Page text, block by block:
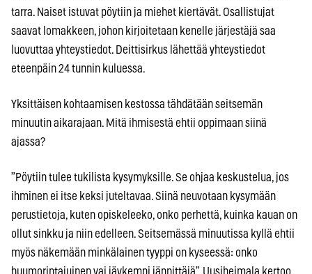
tarra. Naiset istuvat pöytiin ja miehet kiertävät. Osallistujat
saavat lomakkeen, johon kirjoitetaan kenelle järjestäjä saa
luovuttaa yhteystiedot. Deittisirkus lähettää yhteystiedot
eteenpäin 24 tunnin kuluessa.
Yksittäisen kohtaamisen kestossa tähdätään seitsemän
minuutin aikarajaan. Mitä ihmisestä ehtii oppimaan siinä
ajassa?
”Pöytiin tulee tukilista kysymyksille. Se ohjaa keskustelua, jos
ihminen ei itse keksi juteltavaa. Siinä neuvotaan kysymään
perustietoja, kuten opiskeleeko, onko perhettä, kuinka kauan on
ollut sinkku ja niin edelleen. Seitsemässä minuutissa kyllä ehtii
myös näkemään minkälainen tyyppi on kyseessä: onko
huumorintajuinen vai jäykempi jännittäjä”, Uusiheimala kertoo.